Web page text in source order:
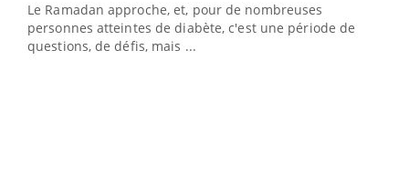
Le Ramadan approche, et, pour de nombreuses
personnes atteintes de diabète, c'est une période de
questions, de défis, mais ...